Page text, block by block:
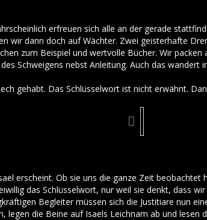
erfreuen sich alle an der gerade
wir dann doch auf Wächter. Zwei geisterhafte
zum Beispiel und wertvolle Bücher. Wir
Schweigens nebst Anleitung. Auch das
gehabt. Das Schlüsselwort ist nicht erwähnt.
erscheint. Ob sie uns die ganze Zeit beobachtet
das Schlüsselwort, nur weil sie denkt, dass
Begleiter müssen sich die Justitiare nun
legen die Beine auf Isaels Leichnam ab und lesen